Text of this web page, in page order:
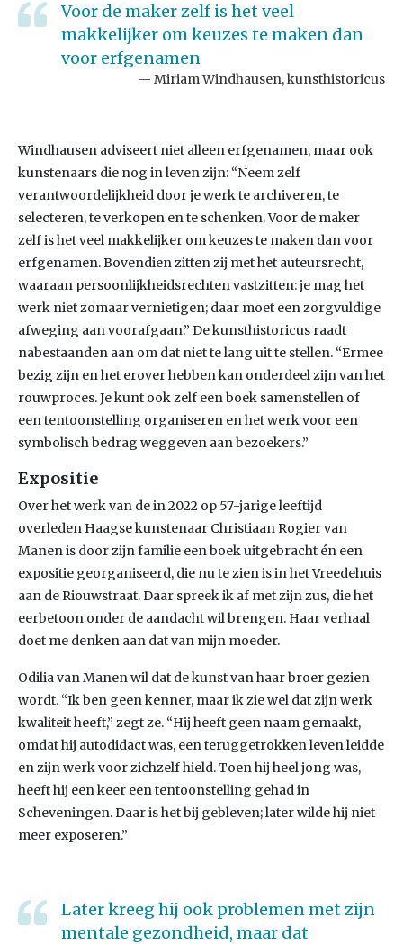
Voor de maker zelf is het veel
makkelijker om keuzes te maken dan
voor erfgenamen
Miriam Windhausen, kunsthistoricus
Windhausen adviseert niet alleen erfgenamen, maar ook
kunstenaars die nog in leven zijn: “Neem zelf
verantwoordelijkheid door je werk te archiveren, te
selecteren, te verkopen en te schenken. Voor de maker
zelf is het veel makkelijker om keuzes te maken dan voor
erfgenamen. Bovendien zitten zij met het auteursrecht,
waaraan persoonlijkheidsrechten vastzitten: je mag het
werk niet zomaar vernietigen; daar moet een zorgvuldige
afweging aan voorafgaan.” De kunsthistoricus raadt
nabestaanden aan om dat niet te lang uit te stellen. “Ermee
bezig zijn en het erover hebben kan onderdeel zijn van het
rouwproces. Je kunt ook zelf een boek samenstellen of
een tentoonstelling organiseren en het werk voor een
symbolisch bedrag weggeven aan bezoekers.”
Expositie
Over het werk van de in 2022 op 57-jarige leeftijd
overleden Haagse kunstenaar Christiaan Rogier van
Manen is door zijn familie een boek uitgebracht én een
expositie georganiseerd, die nu te zien is in het Vreedehuis
aan de Riouwstraat. Daar spreek ik af met zijn zus, die het
eerbetoon onder de aandacht wil brengen. Haar verhaal
doet me denken aan dat van mijn moeder.
Odilia van Manen wil dat de kunst van haar broer gezien
wordt. “Ik ben geen kenner, maar ik zie wel dat zijn werk
kwaliteit heeft,” zegt ze. “Hij heeft geen naam gemaakt,
omdat hij autodidact was, een teruggetrokken leven leidde
en zijn werk voor zichzelf hield. Toen hij heel jong was,
heeft hij een keer een tentoonstelling gehad in
Scheveningen. Daar is het bij gebleven; later wilde hij niet
meer exposeren.”
Later kreeg hij ook problemen met zijn
mentale gezondheid, maar dat